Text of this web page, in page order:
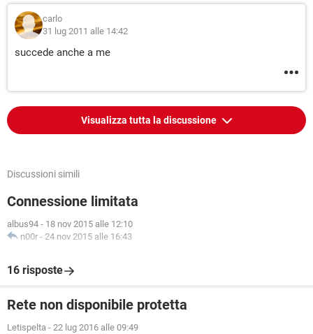
carlo
31 lug 2011 alle 14:42
succede anche a me
Visualizza tutta la discussione
Discussioni simili
Connessione limitata
albus94 - 18 nov 2015 alle 12:10
n00r - 24 nov 2015 alle 16:43
16 risposte
Rete non disponibile protetta
Letispelta - 22 lug 2016 alle 09:49